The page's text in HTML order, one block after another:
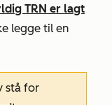
TRN er lagt
legge til en
stå for